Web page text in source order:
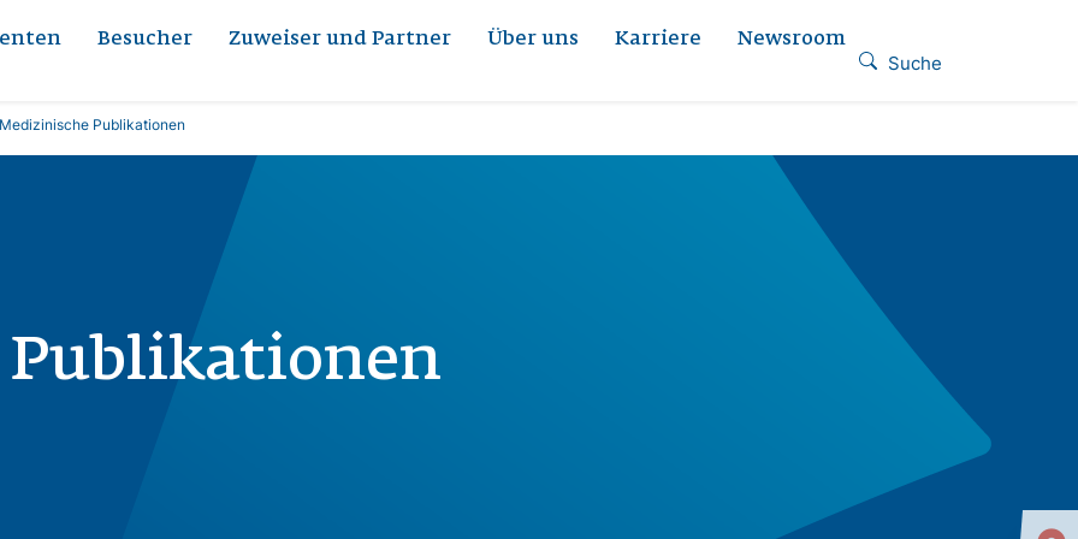
Besucher Zuweiser und Partner Über uns Karriere Newsroom
Suche
Medizinische Publikationen